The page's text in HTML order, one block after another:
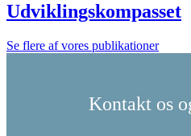
Udviklingskompasset
Se flere af vores publikationer
Kontakt os